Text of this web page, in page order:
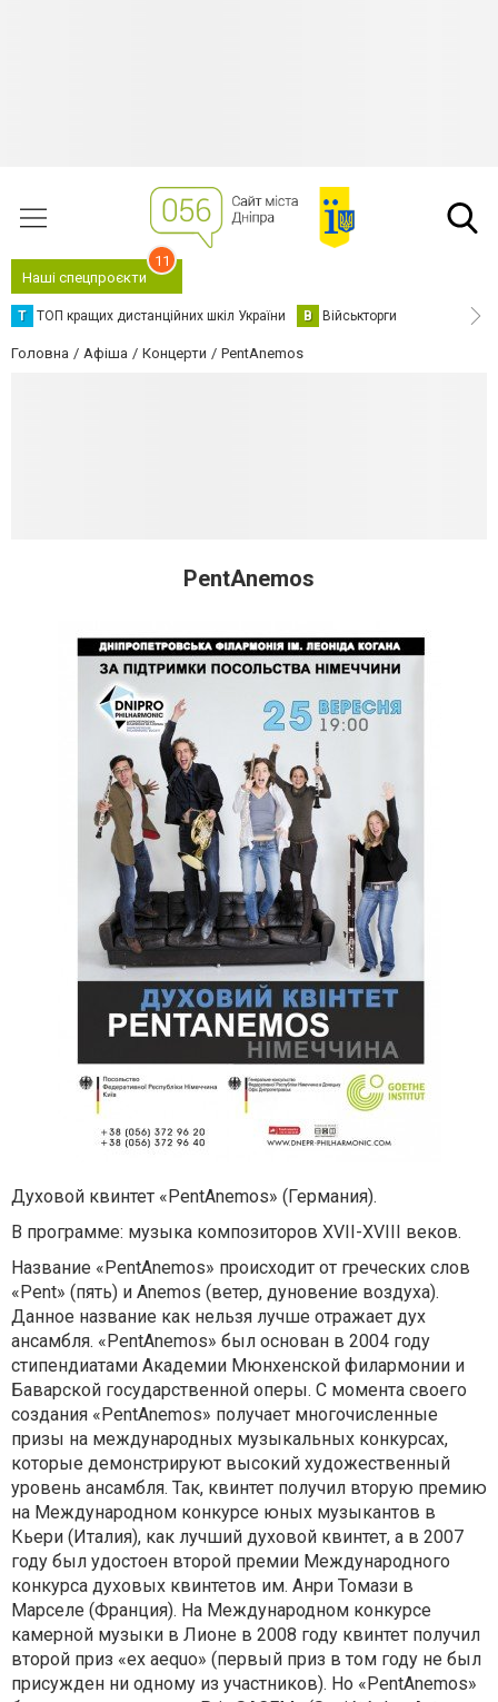
Наші спецпроєкти
11
Т ТОП кращих дистанційних шкіл України В Військторги
Головна Афіша Концерти PentAnemos
PentAnemos
Духовой квинтет «PentAnemos» (Германия).
В программе: музыка композиторов XVII-XVIII веков.
Название «PentAnemos» происходит от греческих слов
«Pent» (пять) и Anemos (ветер, дуновение воздуха).
Данное название как нельзя лучше отражает дух
ансамбля. «PentAnemos» был основан в 2004 году
стипендиатами Академии Мюнхенской филармонии и
Баварской государственной оперы. С момента своего
создания «PentAnemos» получает многочисленные
призы на международных музыкальных конкурсах,
которые демонстрируют высокий художественный
уровень ансамбля. Так, квинтет получил вторую премию
на Международном конкурсе юных музыкантов в
Кьери (Италия), как лучший духовой квинтет, а в 2007
году был удостоен второй премии Международного
конкурса духовых квинтетов им. Анри Томази в
Марселе (Франция). На Международном конкурсе
камерной музыки в Лионе в 2008 году квинтет получил
второй приз «ex aequo» (первый приз в том году не был
присужден ни одному из участников). Но «PentAnemos»